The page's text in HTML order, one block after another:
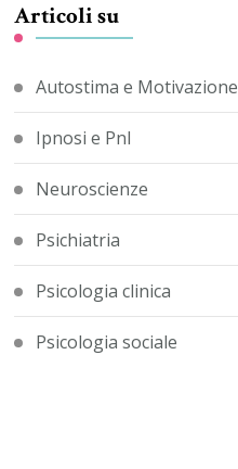
Articoli su
Autostima e Motivazione
Ipnosi e Pnl
Neuroscienze
Psichiatria
Psicologia clinica
Psicologia sociale